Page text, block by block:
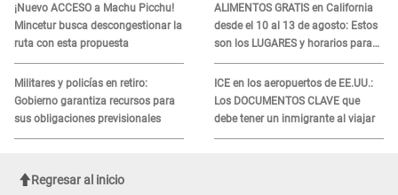
¡Nuevo ACCESO a Machu Picchu!
Mincetur busca descongestionar la
ruta con esta propuesta
Militares y policías en retiro:
Gobierno garantiza recursos para
sus obligaciones previsionales
ALIMENTOS GRATIS en California
desde el 10 al 13 de agosto: Estos
son los LUGARES y horarios para
recibir la ayuda
ICE en los aeropuertos de EE.UU.:
Los DOCUMENTOS CLAVE que
debe tener un inmigrante al viajar
Regresar al inicio